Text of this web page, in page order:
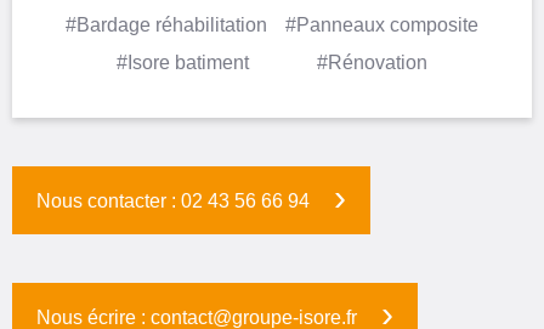
#Bardage réhabilitation
#Panneaux composite
#Isore batiment
#Rénovation
Nous contacter : 02 43 56 66 94
Nous écrire : contact@groupe-isore.fr